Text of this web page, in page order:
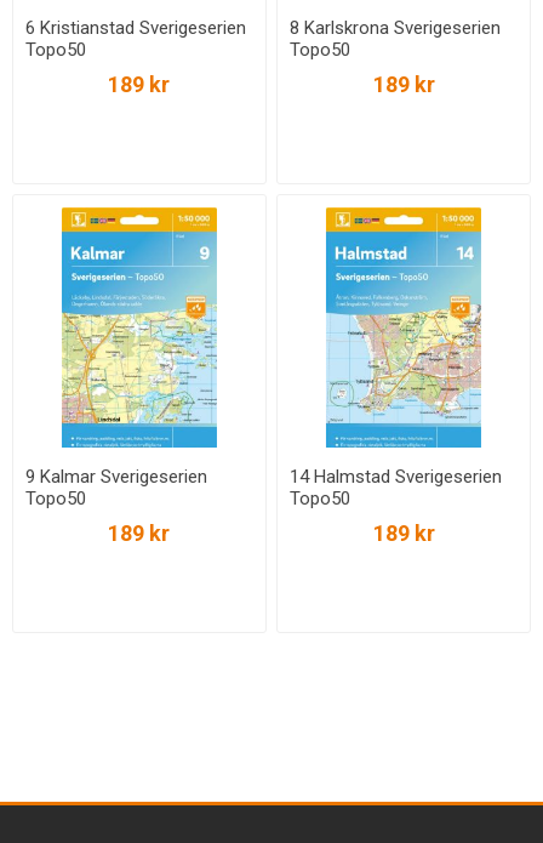
6 Kristianstad Sverigeserien
Topo50
189 kr
8 Karlskrona Sverigeserien
Topo50
189 kr
9 Kalmar Sverigeserien
Topo50
189 kr
14 Halmstad Sverigeserien
Topo50
189 kr